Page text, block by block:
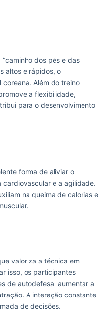
dos pés e das
altos e rápidos, o
coreana. Além do treino
a flexibilidade,
para o desenvolvimento
forma de aliviar o
cardiovascular e a agilidade.
na queima de calorias e
valoriza a técnica em
isso, os participantes
de autodefesa, aumentar a
A interação constante
de decisões.